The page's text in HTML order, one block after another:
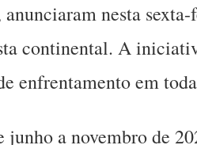
nesta
continental. A
enfrentamento em
junho a novembro de